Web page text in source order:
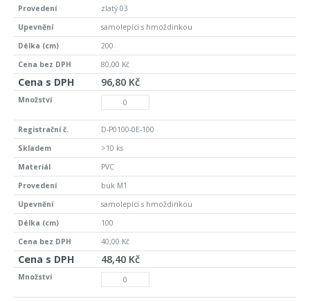
zlatý 03
samolepící s hmoždinkou
200
80,00 Kč
96,80 Kč
D-P0100-0E-100
>10 ks
PVC
buk M1
samolepící s hmoždinkou
100
40,00 Kč
48,40 Kč